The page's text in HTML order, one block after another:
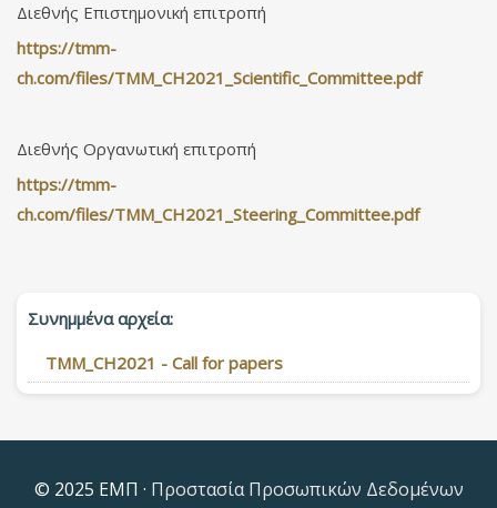
Διεθνής Επιστημονική επιτροπή
https://tmm-
ch.com/files/TMM_CH2021_Scientific_Committee.pdf
Διεθνής Οργανωτική επιτροπή
https://tmm-
ch.com/files/TMM_CH2021_Steering_Committee.pdf
Συνημμένα αρχεία:
TMM_CH2021 - Call for papers
© 2025 ΕΜΠ · Προστασία Προσωπικών Δεδομένων